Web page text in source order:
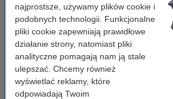
najprostsze, używamy plików cookie i
podobnych technologii. Funkcjonalne
pliki cookie zapewniają prawidłowe
działanie strony, natomiast pliki
analityczne pomagają nam ją stale
ulepszać. Chcemy również
wyświetlać reklamy, które
odpowiadają Twoim
1
- Brother termiczna
Kliknij i sprawdź całą
Dostępny
Zamów na wtorek
385,00 zł